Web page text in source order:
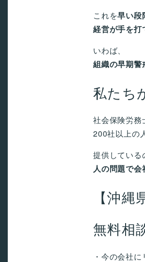
これを早い段
経営が手を打
いわば、
組織の早期警
私たち
社会保険労務
200社以上の
提供している
人の問題で
【沖
無料相
・今の会社